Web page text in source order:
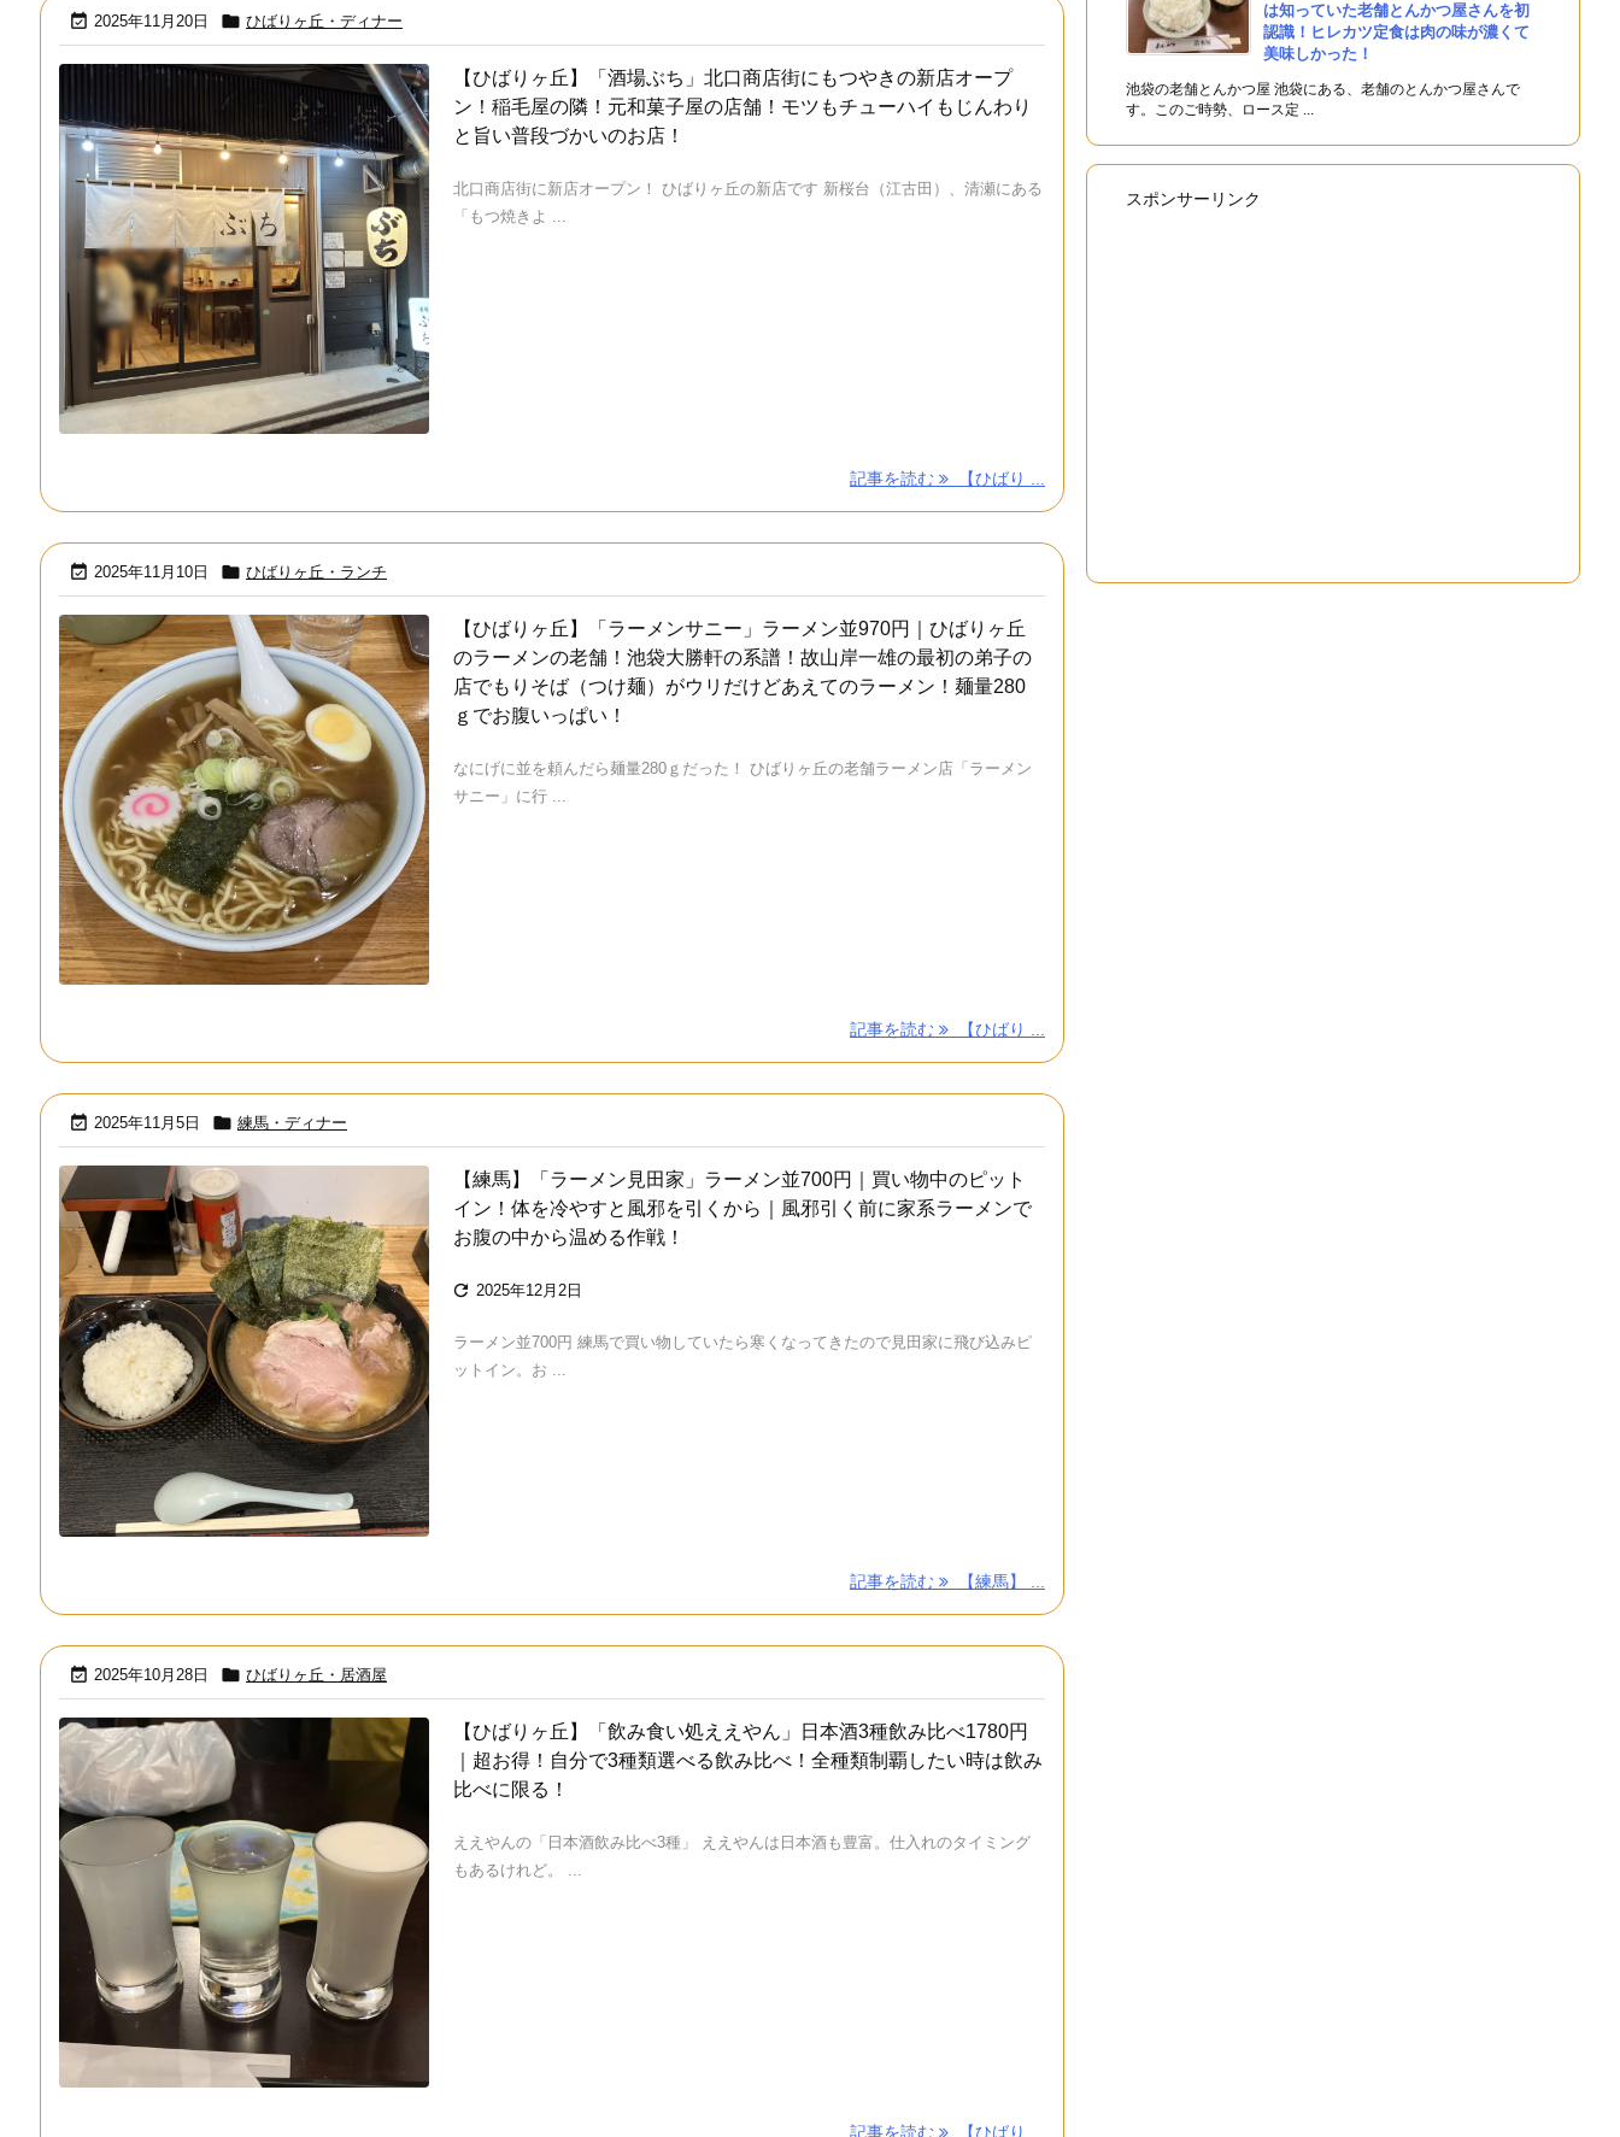
 2025年11月20日  ひばりヶ丘・ディナー
【ひばりヶ丘】「酒場ぶち」北口商店街にもつやきの新店オープ
ン！稲毛屋の隣！元和菓子屋の店舗！モツもチューハイもじんわり
と旨い普段づかいのお店！
北口商店街に新店オープン！ ひばりヶ丘の新店です 新桜台（江古田）、清瀬にある
「もつ焼きよ ...
記事を読む 【ひばり ...
 2025年11月10日  ひばりヶ丘・ランチ
【ひばりヶ丘】「ラーメンサニー」ラーメン並970円｜ひばりヶ丘
のラーメンの老舗！池袋大勝軒の系譜！故山岸一雄の最初の弟子の
店でもりそば（つけ麺）がウリだけどあえてのラーメン！麺量280
ｇでお腹いっぱい！
なにげに並を頼んだら麺量280ｇだった！ ひばりヶ丘の老舗ラーメン店「ラーメン
サニー」に行 ...
記事を読む 【ひばり ...
 2025年11月5日  練馬・ディナー
【練馬】「ラーメン見田家」ラーメン並700円｜買い物中のピット
イン！体を冷やすと風邪を引くから｜風邪引く前に家系ラーメンで
お腹の中から温める作戦！
 2025年12月2日
ラーメン並700円 練馬で買い物していたら寒くなってきたので見田家に飛び込みピ
ットイン。お ...
記事を読む 【練馬】 ...
 2025年10月28日  ひばりヶ丘・居酒屋
【ひばりヶ丘】「飲み食い処ええやん」日本酒3種飲み比べ1780円
｜超お得！自分で3種類選べる飲み比べ！全種類制覇したい時は飲み
比べに限る！
ええやんの「日本酒飲み比べ3種」 ええやんは日本酒も豊富。仕入れのタイミング
もあるけれど。 ...
記事を読む 【ひばり ...
は知っていた老舗とんかつ屋さんを初
認識！ヒレカツ定食は肉の味が濃くて
美味しかった！
池袋の老舗とんかつ屋 池袋にある、老舗のとんかつ屋さんで
す。このご時勢、ロース定 ...
スポンサーリンク